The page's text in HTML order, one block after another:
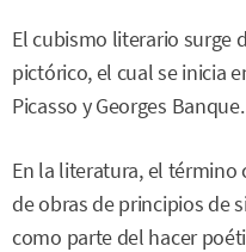
El cubismo literario surge
pictórico, el cual se inicia
Picasso y Georges Banque.
En la literatura, el término
de obras de principios de
como parte del hacer